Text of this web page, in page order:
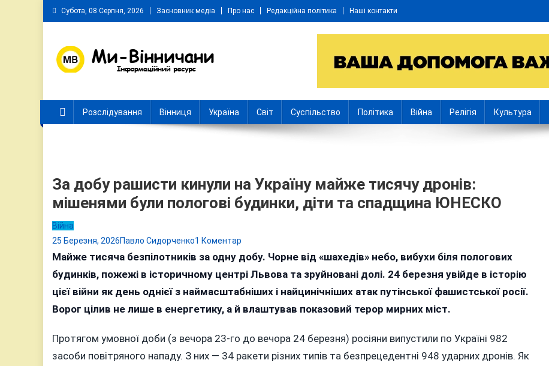
Skip
to
Субота, 08 Серпня, 2026 Засновник медіа Про нас Редакційна політика Наші контакти
Розслідування Вінниця Україна Світ Суспільство Політика Війна Релігія Культура
За добу рашисти кинули на Україну майже тисячу дронів:
мішенями були пологові будинки, діти та спадщина ЮНЕСКО
Війна
25 Березня, 2026Павло Сидорченко1 Коментар
За
добу
на
майже
тисячу
Майже тисяча безпілотників за одну добу. Чорне від «шахедів» небо, вибухи біля пологових
будинків, пожежі в історичному центрі Львова та зруйновані долі. 24 березня увійде в історію
цієї війни як день однієї з наймасштабніших і найцинічніших атак путінської фашистської росії.
Ворог цілив не лише в енергетику, а й влаштував показовий терор мирних міст.
Протягом умовної доби (з вечора 23-го до вечора 24 березня) росіяни випустили по Україні 982
засоби повітряного нападу. З них — 34 ракети різних типів та безпрецедентні 948 ударних дронів. Як